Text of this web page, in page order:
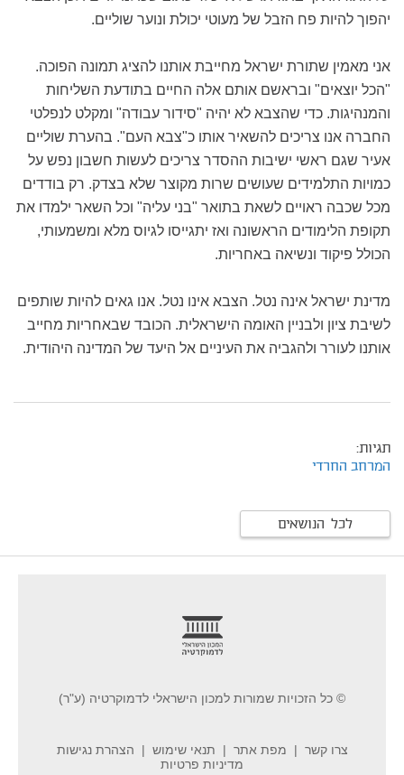
יהפוך להיות פח הזבל של מעוטי יכולת ונוער שוליים.
אני מאמין שתורת ישראל מחייבת אותנו להציג תמונה הפוכה.
"הכל יוצאים" ובראשם אותם אלה החיים בתודעת השליחות
והמנהיגות. כדי שהצבא לא יהיה "סידור עבודה" ומקלט לנפלטי
החברה אנו צריכים להשאיר אותו כ"צבא העם". בהערת שוליים
אעיר שגם ראשי ישיבות ההסדר צריכים לעשות חשבון נפש על
כמויות התלמידים שעושים שרות מקוצר שלא בצדק. רק בודדים
מכל שכבה ראויים לשאת בתואר "בני עליה" וכל השאר ילמדו את
תקופת הלימודים הראשונה ואז יתגייסו לגיוס מלא ומשמעותי,
הכולל פיקוד ונשיאה באחריות.
מדינת ישראל אינה נטל. הצבא אינו נטל. אנו גאים להיות שותפים
לשיבת ציון ולבניין האומה הישראלית. הכובד שבאחריות מחייב
אותנו לעורר ולהגביה את העיניים אל היעד של המדינה היהודית.
תגיות:
המרחב החרדי
לכל הנושאים
© כל הזכויות שמורות למכון הישראלי לדמוקרטיה (ע"ר)
צרו קשר מפת אתר תנאי שימוש
הצהרת נגישות
מדיניות פרטיות